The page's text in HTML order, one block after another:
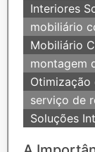
Interiores
mobiliário
Mobiliário
montagem
Otimização
serviço de
Soluções